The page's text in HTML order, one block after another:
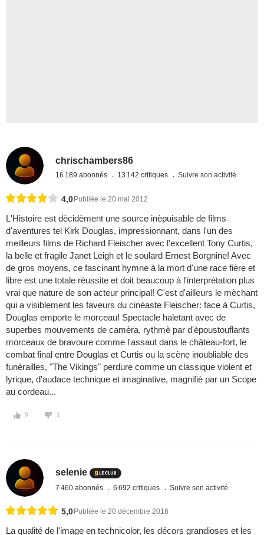
chrischambers86
16 189 abonnés 13 142 critiques Suivre son activité
4,0 Publiée le 20 mai 2012
L'Histoire est dècidèment une source inèpuisable de films
d'aventures tel Kirk Douglas, impressionnant, dans l'un des
meilleurs films de Richard Fleischer avec l'excellent Tony Curtis,
la belle et fragile Janet Leigh et le soulard Ernest Borgnine! Avec
de gros moyens, ce fascinant hymne à la mort d'une race fière et
libre est une totale rèussite et doit beaucoup à l'interprètation plus
vrai que nature de son acteur principal! C'est d'ailleurs le mèchant
qui a visiblement les faveurs du cinèaste Fleischer: face à Curtis,
Douglas emporte le morceau! Spectacle haletant avec de
superbes mouvements de camèra, rythmè par d'èpoustouflants
morceaux de bravoure comme l'assaut dans le château-fort, le
combat final entre Douglas et Curtis ou la scène inoubliable des
funèrailles, "The Vikings" perdure comme un classique violent et
lyrique, d'audace technique et imaginative, magnifiè par un Scope
au cordeau...
5 1
selenie
7 460 abonnés 6 692 critiques Suivre son activité
5,0 Publiée le 20 décembre 2016
La qualité de l'image en technicolor, les décors grandioses et les